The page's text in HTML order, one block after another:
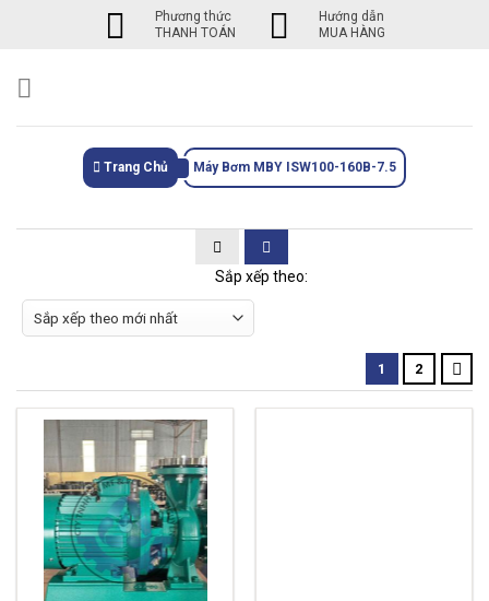
Phương thức
THANH TOÁN
Hướng dẫn
MUA HÀNG
Trang Chủ Máy Bơm MBY ISW100-160B-7.5
Sắp xếp theo:
1 2